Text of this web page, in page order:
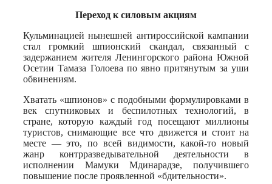
Переход к силовым акциям
Кульминацией нынешней антироссийской кампании
стал громкий шпионский скандал, связанный с
задержанием жителя Ленингорского района Южной
Осетии Тамаза Голоева по явно притянутым за уши
обвинениям.
Хватать «шпионов» с подобными формулировками в
век спутниковых и беспилотных технологий, в
стране, которую каждый год посещают миллионы
туристов, снимающие все что движется и стоит на
месте — это, по всей видимости, какой-то новый
жанр контрразведывательной деятельности в
исполнении Мамуки Мдинарадзе, получившего
повышение после проявленной «бдительности».